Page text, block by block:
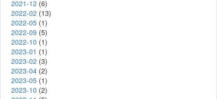
2021-12 (6)
2022-02 (13)
2022-05 (1)
2022-09 (5)
2022-10 (1)
2023-01 (1)
2023-02 (3)
2023-04 (2)
2023-05 (1)
2023-10 (2)